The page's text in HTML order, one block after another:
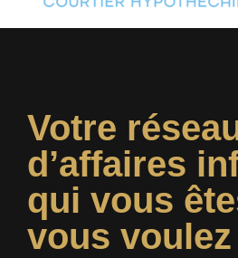
Votre
d’affaires
qui vous
vous